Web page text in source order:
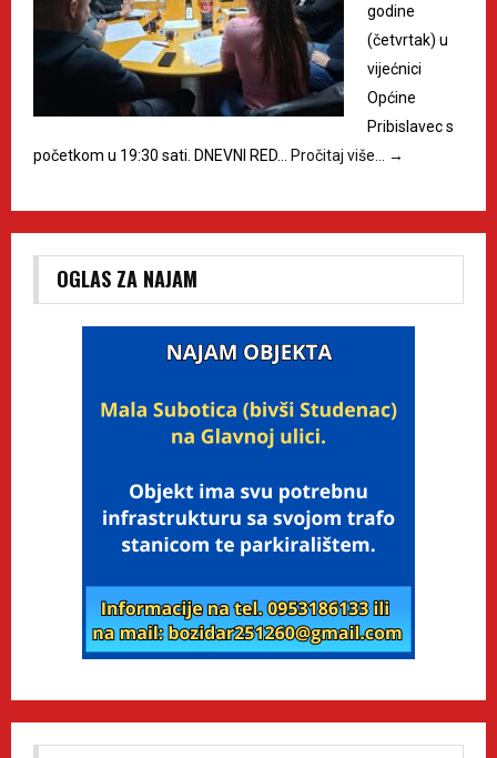
godine
(četvrtak) u
vijećnici
Općine
Pribislavec s
početkom u 19:30 sati. DNEVNI RED…
Pročitaj više… →
OGLAS ZA NAJAM